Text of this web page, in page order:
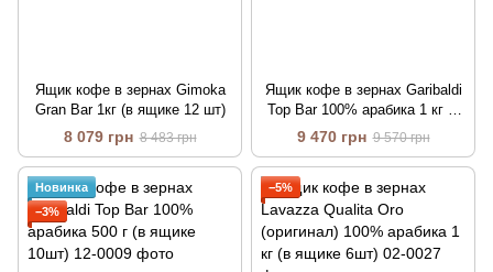
Ящик кофе в зернах Gimoka
Gran Bar 1кг (в ящике 12 шт)
8 079 грн 8 483 грн
Ящик кофе в зернах Garibaldi
Top Bar 100% арабика 1 кг (в
ящике 10шт)
9 470 грн 9 570 грн
Новинка
−3%
−5%